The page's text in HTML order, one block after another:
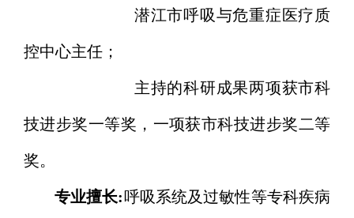
潜江市呼吸与危重症医疗质
控中心主任；
主持的科研成果两项获市科
技进步奖一等奖，一项获市科技进步奖二等
奖。
专业擅长:呼吸系统及过敏性等专科疾病